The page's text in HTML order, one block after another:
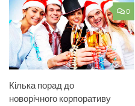
0
Кілька порад до
новорічного корпоративу